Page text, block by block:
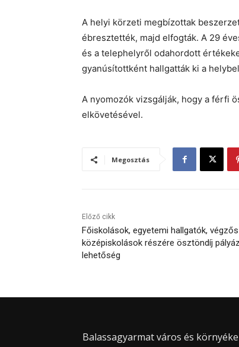
A helyi körzeti megbízottak
ébresztették, majd elfogták. A 29
és a telephelyről odahordott
gyanúsítottként hallgatták ki a
A nyomozók vizsgálják, hogy a férfi
elkövetésével.
Megosztás
Előző cikk
Főiskolások, egyetemi hallgatók, végzős
középiskolások részére ösztöndíj
lehetőség
Balassagyarmat város és